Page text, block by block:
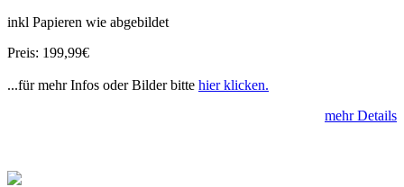
inkl Papieren wie abgebildet
Preis: 199,99€
...für mehr Infos oder Bilder bitte hier klicken.
mehr Details